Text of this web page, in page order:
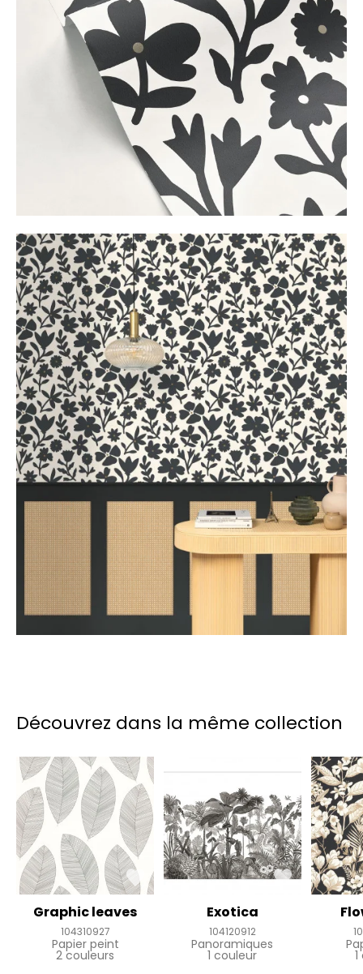
Découvrez dans la même collection
Graphic leaves
104310927
Papier peint
2 couleurs
Exotica
104120912
Panoramiques
1 couleur